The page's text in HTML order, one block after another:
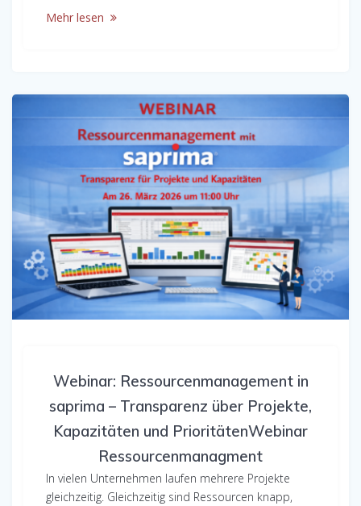
Mehr lesen
Webinar: Ressourcenmanagement in
saprima – Transparenz über Projekte,
Kapazitäten und PrioritätenWebinar
Ressourcenmanagment
In vielen Unternehmen laufen mehrere Projekte
gleichzeitig. Gleichzeitig sind Ressourcen knapp,